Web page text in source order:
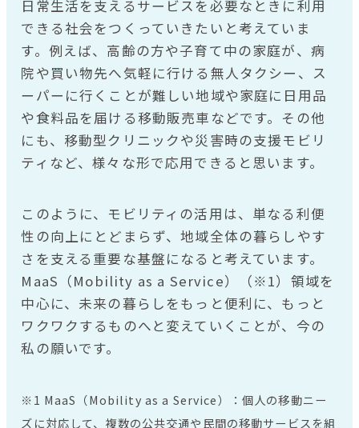
日常生活を支えるサービスを必要なときに利用
できる社会をつくっていきたいと考えていま
す。例えば、高齢の方や子育て中の家庭が、病
院や買い物先へ気軽に行ける無人タクシー、ス
ーパーに行くことが難しい地域や家庭に日用品
や食料品を届ける移動販売車などです。その他
にも、移動型クリニックや災害時の支援モビリ
ティなど、様々な形で応用できると思います。
このように、モビリティの活用は、単なる利便
性の向上にとどまらず、地域全体の暮らしやす
さを支える重要な基盤になると考えています。
MaaS（Mobility as a Service）（※1）領域を
中心に、未来の暮らしをもっと便利に、もっと
ワクワクするものへと変えていくことが、今の
私の願いです。
※1 MaaS（Mobility as a Service）：個人の移動ニー
ズに対応して、複数の公共交通や民間の移動サービスを組